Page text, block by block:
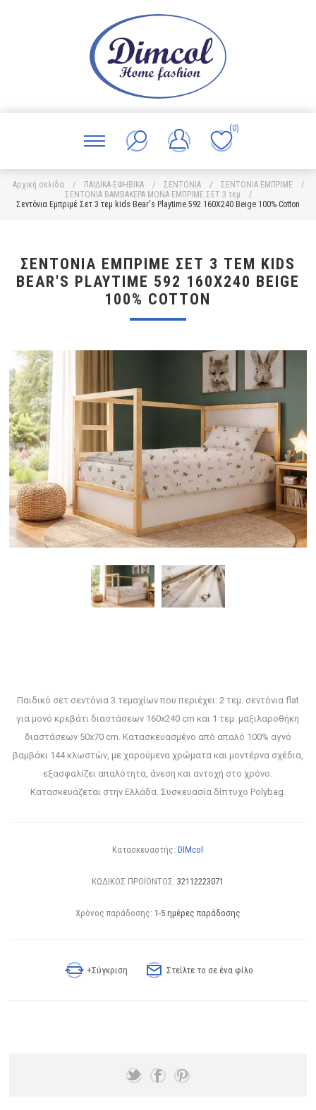
(0)
Αρχική σελίδα / ΠΑΙΔΙΚΑ-ΕΦΗΒΙΚΑ / ΣΕΝΤΟΝΙΑ / ΣΕΝΤΟΝΙΑ ΕΜΠΡΙΜΕ
/
ΣΕΝΤΟΝΙΑ ΒΑΜΒΑΚΕΡΑ ΜΟΝΑ ΕΜΠΡΙΜΕ ΣΕΤ 3 τεμ
/
Σεντόνια Εμπριμέ Σετ 3 τεμ kids Bear's Playtime 592 160X240 Beige 100% Cotton
ΣΕΝΤΌΝΙΑ ΕΜΠΡΙΜΈ ΣΕΤ 3 ΤΕΜ KIDS
BEAR'S PLAYTIME 592 160X240 BEIGE
100% COTTON
Παιδικό σετ σεντόνια 3 τεμαχίων που περιέχει: 2 τεμ. σεντόνια flat
για μονό κρεβάτι διαστάσεων 160x240 cm και 1 τεμ. μαξιλαροθήκη
διαστάσεων 50x70 cm. Κατασκευασμένο από απαλό 100% αγνό
βαμβάκι 144 κλωστών, με χαρούμενα χρώματα και μοντέρνα σχέδια,
εξασφαλίζει απαλότητα, άνεση και αντοχή στο χρόνο.
Κατασκευάζεται στην Ελλάδα. Συσκευασία δίπτυχο Polybag.
Κατασκευαστής: DIMcol
ΚΩΔΙΚΟΣ ΠΡΟΪΟΝΤΟΣ: 32112223071
Χρόνος παράδοσης: 1-5 ημέρες παράδοσης
+Σύγκριση Στείλτε το σε ένα φίλο